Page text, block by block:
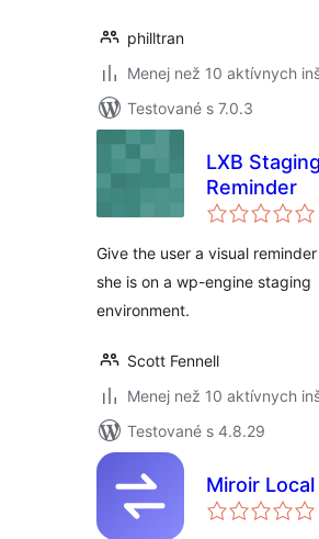
philltran
Menej než 10 aktívnych
Testované s 7.0.3
LXB Staging
Reminder
Give the user a visual
she is on a wp-engine staging
environment.
Scott Fennell
Menej než 10 aktívnych
Testované s 4.8.29
Miroir